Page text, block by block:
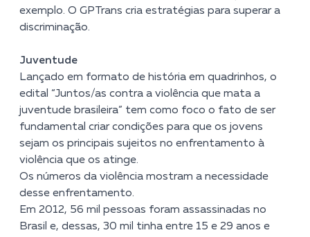
exemplo. O GPTrans cria estratégias para superar a
discriminação.
Juventude
Lançado em formato de história em quadrinhos, o
edital “Juntos/as contra a violência que mata a
juventude brasileira” tem como foco o fato de ser
fundamental criar condições para que os jovens
sejam os principais sujeitos no enfrentamento à
violência que os atinge.
Os números da violência mostram a necessidade
desse enfrentamento.
Em 2012, 56 mil pessoas foram assassinadas no
Brasil e, dessas, 30 mil tinha entre 15 e 29 anos e